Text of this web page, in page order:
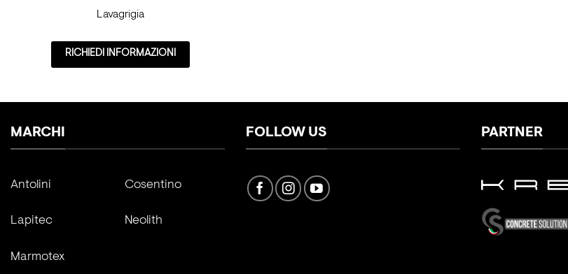
Lavagrigia
RICHIEDI INFORMAZIONI
MARCHI
Antolini
Lapitec
Marmotex
Cosentino
Neolith
FOLLOW US PARTNER